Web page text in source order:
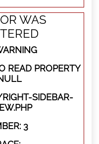
WAS
READ PROPERTY
SIDEBAR-
3